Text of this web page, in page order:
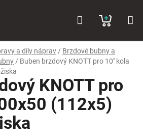
KOŠÍK
a díly náprav / Brzdové bubny a
/ Buben brzdový KNOTT pro 10'' kola
KNOTT pro
(112x5)